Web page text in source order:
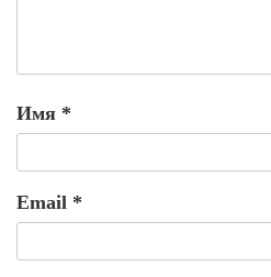
Имя *
Email *